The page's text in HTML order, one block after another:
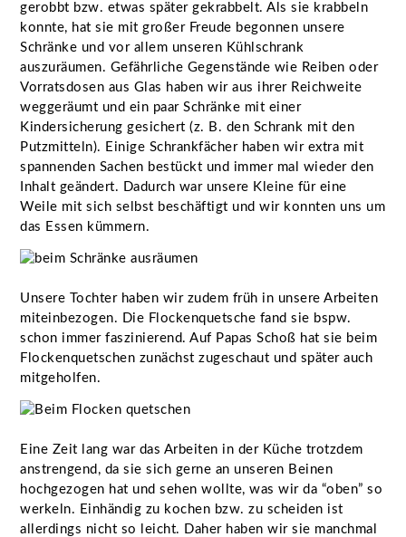
gerobbt bzw. etwas später gekrabbelt. Als sie krabbeln
konnte, hat sie mit großer Freude begonnen unsere
Schränke und vor allem unseren Kühlschrank
auszuräumen. Gefährliche Gegenstände wie Reiben oder
Vorratsdosen aus Glas haben wir aus ihrer Reichweite
weggeräumt und ein paar Schränke mit einer
Kindersicherung gesichert (z. B. den Schrank mit den
Putzmitteln). Einige Schrankfächer haben wir extra mit
spannenden Sachen bestückt und immer mal wieder den
Inhalt geändert. Dadurch war unsere Kleine für eine
Weile mit sich selbst beschäftigt und wir konnten uns um
das Essen kümmern.
Unsere Tochter haben wir zudem früh in unsere Arbeiten
miteinbezogen. Die Flockenquetsche fand sie bspw.
schon immer faszinierend. Auf Papas Schoß hat sie beim
Flockenquetschen zunächst zugeschaut und später auch
mitgeholfen.
Eine Zeit lang war das Arbeiten in der Küche trotzdem
anstrengend, da sie sich gerne an unseren Beinen
hochgezogen hat und sehen wollte, was wir da “oben” so
werkeln. Einhändig zu kochen bzw. zu scheiden ist
allerdings nicht so leicht. Daher haben wir sie manchmal